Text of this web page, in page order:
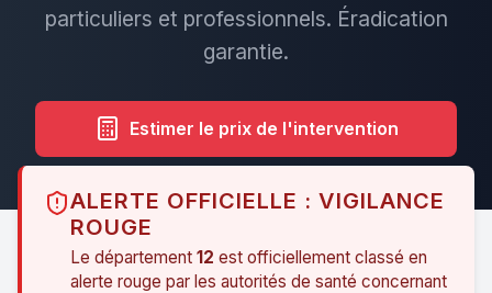
particuliers et professionnels. Éradication
garantie.
Estimer le prix de l'intervention
ALERTE OFFICIELLE : VIGILANCE
ROUGE
Le département 12 est officiellement classé en
alerte rouge par les autorités de santé concernant